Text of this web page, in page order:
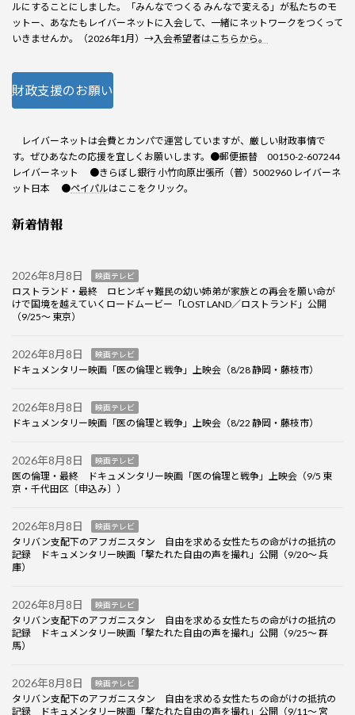
ルにすることにしました。「みんなでつくる みんなで変える」が私たちのモ
ットー、あなたもレイバーネットに入会して、一緒にネットワークをつくって
いきませんか。（2026年1月）→入会希望者はこちらから。
財政支援のお願い
レイバーネットは会費とカンパで運営していますが、厳しい財政事情で
す。ぜひあなたの応援を宜しくお願いします。●郵便振替 00150-2-607244
レイバーネット ●きらぼし銀行 小竹向原出張所（普）5002960 レイバーネ
ット日本 ●ペイパルはここをクリック。
新着情報
2026年8月8日 映画テレビ
ロストランド・最終 ロヒンギャ難民の幼い姉弟が家族との再会を願い命が
けで国境を越えていくロードムービー「LOST LAND／ロストランド」公開
（9/25～ 東京）
2026年8月8日 映画テレビ
ドキュメンタリー映画「医の倫理と戦争」上映会（8/28 静岡・藤枝市）
2026年8月8日 映画テレビ
ドキュメンタリー映画「医の倫理と戦争」上映会（8/22 静岡・藤枝市）
2026年8月8日 映画テレビ
医の倫理・最終 ドキュメンタリー映画「医の倫理と戦争」上映会（9/5 東
京・千代田区〔申込み〕）
2026年8月8日 映画テレビ
タリバン支配下のアフガニスタン 自由を求める女性たちの命がけの抵抗の
記録 ドキュメンタリー映画「撃たれた自由の声を撮れ」公開（9/20～ 兵
庫）
2026年8月8日 映画テレビ
タリバン支配下のアフガニスタン 自由を求める女性たちの命がけの抵抗の
記録 ドキュメンタリー映画「撃たれた自由の声を撮れ」公開（9/25～ 群
馬）
2026年8月8日 映画テレビ
タリバン支配下のアフガニスタン 自由を求める女性たちの命がけの抵抗の
記録 ドキュメンタリー映画「撃たれた自由の声を撮れ」公開（9/11～ 宮